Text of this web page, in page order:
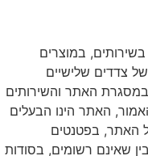
בשירותים, במוצרים
צדדים שלישיים
האתר והשירותים
האתר הינו הבעלים
האתר, בפטנטים
שאינם רשומים, בסודות